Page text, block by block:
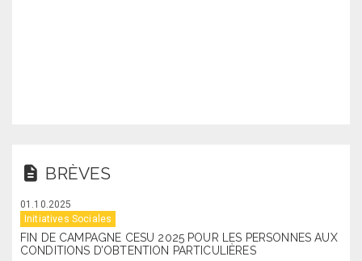
BRÈVES
01.10.2025
Initiatives Sociales
FIN DE CAMPAGNE CESU 2025 POUR LES PERSONNES AUX
CONDITIONS D’OBTENTION PARTICULIÈRES